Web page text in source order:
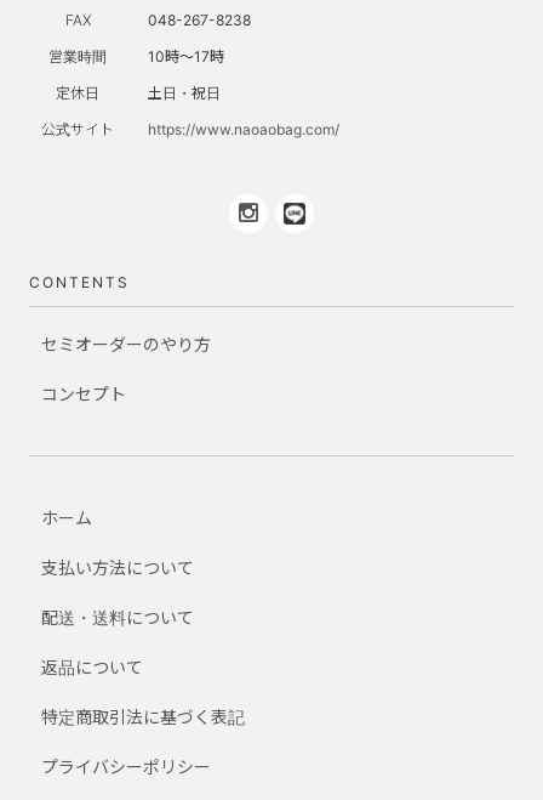
FAX
048-267-8238
営業時間
10時～17時
定休日
土日・祝日
公式サイト
https://www.naoaobag.com/
CONTENTS
セミオーダーのやり方
コンセプト
ホーム
支払い方法について
配送・送料について
返品について
特定商取引法に基づく表記
プライバシーポリシー